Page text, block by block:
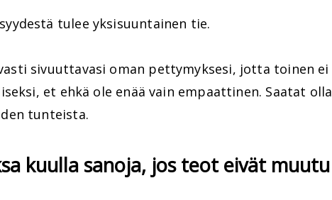
tulee yksisuuntainen tie.
sivuuttavasi oman pettymyksesi, jotta toinen ei
et ehkä ole enää vain empaattinen. Saatat olla
tunteista.
kuulla sanoja, jos teot eivät muutu